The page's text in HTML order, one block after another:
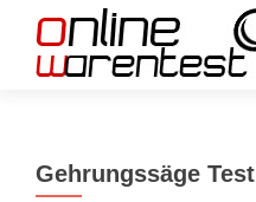
Gehrungssäge Test